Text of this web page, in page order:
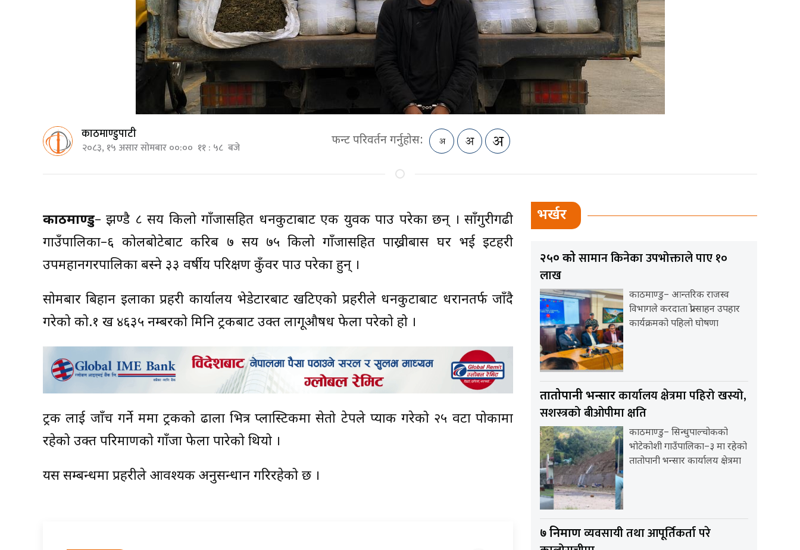
काठमाण्डुपाटी
२०८३, १५ असार सोमबार ००:०० ११ : ५८ बजे फन्ट परिवर्तन गर्नुहोस:
काठमाण्डु– झण्डै ८ सय किलो गाँजासहित धनकुटाबाट एक युवक पक्राउ परेका छन् । साँगुरीगढी
गाउँपालिका–६ कोलबोटेबाट करिब ७ सय ७५ किलो गाँजासहित पाख्रीबास घर भई इटहरी
उपमहानगरपालिका बस्ने ३३ वर्षीय परिक्षण कुँवर पक्राउ परेका हुन् ।
सोमबार बिहान इलाका प्रहरी कार्यालय भेडेटारबाट खटिएको प्रहरीले धनकुटाबाट धरानतर्फ जाँदै
गरेको को.१ ख ४६३५ नम्बरको मिनि ट्रकबाट उक्त लागूऔषध फेला परेको हो ।
ट्रक लाई जाँच गर्ने क्रममा ट्रकको ढाला भित्र प्लास्टिकमा सेतो टेपले प्याक गरेको २५ वटा पोकामा
रहेको उक्त परिमाणको गाँजा फेला पारेको थियो ।
यस सम्बन्धमा प्रहरीले आवश्यक अनुसन्धान गरिरहेको छ ।
भर्खर
२५० कोसामान किनेका उपभोक्ताले पाए १०
लाख
काठमाण्डु– आन्तरिक राजस्व
विभागले करदाता प्रोत्साहन उपहार
कार्यक्रमको पहिलो घोषणा
तातोपानी भन्सारकार्यालय क्षेत्रमा पहिरो खस्यो,
सशस्त्रको बीओपीमा क्षति
काठमाण्डु– सिन्धुपाल्चोकको
भोटेकोशी गाउँपालिका–३ मा रहेको
तातोपानी भन्सार कार्यालय क्षेत्रमा
७ निर्माणव्यवसायी तथा आपूर्तिकर्ता परे